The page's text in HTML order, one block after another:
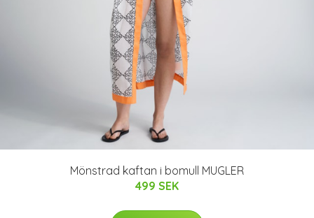
Mönstrad kaftan i bomull MUGLER
499 SEK